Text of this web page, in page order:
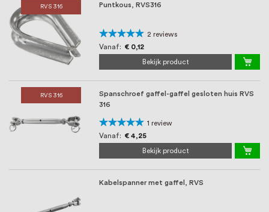
RVS 316 Puntkous, RVS316
Waardering:
100%
2 reviews
Vanaf
€ 0,12
Bekijk product
RVS 316
Spanschroef gaffel-gaffel gesloten huis RVS
316
Waardering:
100%
1 review
Vanaf
€ 4,25
Bekijk product
Kabelspanner met gaffel, RVS